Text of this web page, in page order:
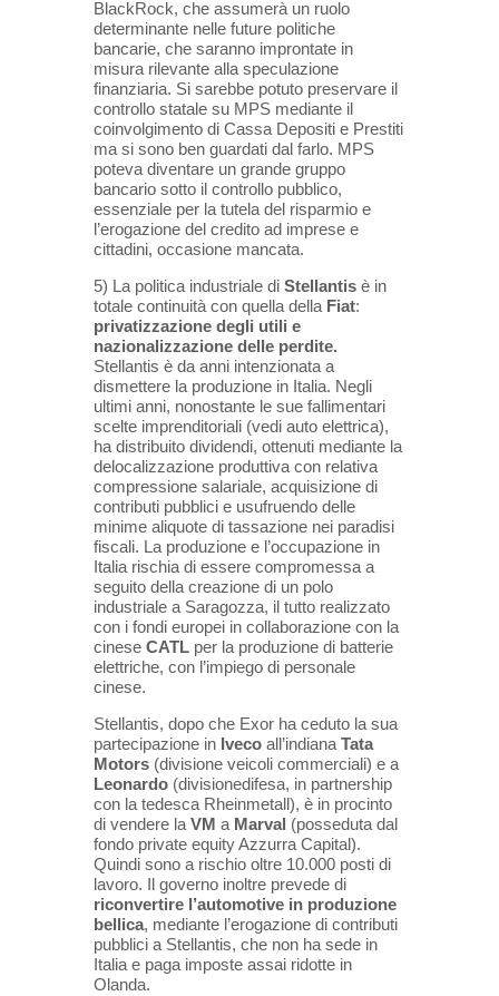
BlackRock, che assumerà un ruolo
determinante nelle future politiche
bancarie, che saranno improntate in
misura rilevante alla speculazione
finanziaria. Si sarebbe potuto preservare il
controllo statale su MPS mediante il
coinvolgimento di Cassa Depositi e Prestiti
ma si sono ben guardati dal farlo. MPS
poteva diventare un grande gruppo
bancario sotto il controllo pubblico,
essenziale per la tutela del risparmio e
l’erogazione del credito ad imprese e
cittadini, occasione mancata.
5) La politica industriale di Stellantis è in
totale continuità con quella della Fiat:
privatizzazione degli utili e
nazionalizzazione delle perdite.
Stellantis è da anni intenzionata a
dismettere la produzione in Italia. Negli
ultimi anni, nonostante le sue fallimentari
scelte imprenditoriali (vedi auto elettrica),
ha distribuito dividendi, ottenuti mediante la
delocalizzazione produttiva con relativa
compressione salariale, acquisizione di
contributi pubblici e usufruendo delle
minime aliquote di tassazione nei paradisi
fiscali. La produzione e l’occupazione in
Italia rischia di essere compromessa a
seguito della creazione di un polo
industriale a Saragozza, il tutto realizzato
con i fondi europei in collaborazione con la
cinese CATL per la produzione di batterie
elettriche, con l’impiego di personale
cinese.
Stellantis, dopo che Exor ha ceduto la sua
partecipazione in Iveco all’indiana Tata
Motors (divisione veicoli commerciali) e a
Leonardo (divisionedifesa, in partnership
con la tedesca Rheinmetall), è in procinto
di vendere la VM a Marval (posseduta dal
fondo private equity Azzurra Capital).
Quindi sono a rischio oltre 10.000 posti di
lavoro. Il governo inoltre prevede di
riconvertire l’automotive in produzione
bellica, mediante l’erogazione di contributi
pubblici a Stellantis, che non ha sede in
Italia e paga imposte assai ridotte in
Olanda.